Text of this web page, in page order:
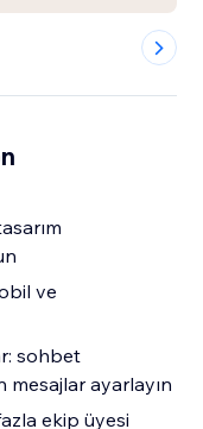
ve
sohbet
mesajlar ayarlayın
ekip üyesi